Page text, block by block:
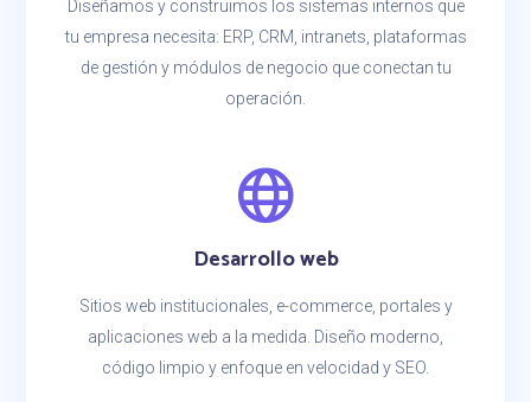
Diseñamos y construimos los sistemas internos que
tu empresa necesita: ERP, CRM, intranets, plataformas
de gestión y módulos de negocio que conectan tu
operación.
Desarrollo web
Sitios web institucionales, e-commerce, portales y
aplicaciones web a la medida. Diseño moderno,
código limpio y enfoque en velocidad y SEO.